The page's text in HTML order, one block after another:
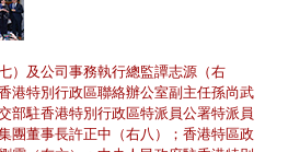
）及公司事務執行總監譚志源（右
港特別行政區聯絡辦公室副主任孫尚武
部駐香港特別行政區特派員公署特派員
團董事長許正中（右八）；香港特區政